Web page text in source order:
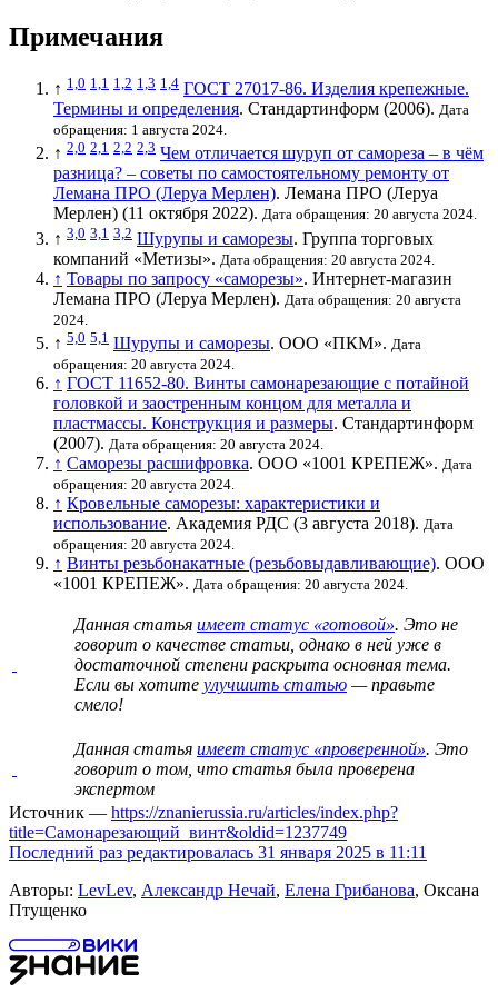
Примечания
↑ 1,0 1,1 1,2 1,3 1,4 ГОСТ 27017-86. Изделия крепежные.
Термины и определения. Стандартинформ (2006). Дата
обращения: 1 августа 2024.
↑ 2,0 2,1 2,2 2,3 Чем отличается шуруп от самореза – в чём
разница? – советы по самостоятельному ремонту от
Лемана ПРО (Леруа Мерлен). Лемана ПРО (Леруа
Мерлен) (11 октября 2022). Дата обращения: 20 августа 2024.
↑ 3,0 3,1 3,2 Шурупы и саморезы. Группа торговых
компаний «Метизы». Дата обращения: 20 августа 2024.
↑ Товары по запросу «саморезы». Интернет-магазин
Лемана ПРО (Леруа Мерлен). Дата обращения: 20 августа
2024.
↑ 5,0 5,1 Шурупы и саморезы. ООО «ПКМ». Дата
обращения: 20 августа 2024.
↑ ГОСТ 11652-80. Винты самонарезающие с потайной
головкой и заостренным концом для металла и
пластмассы. Конструкция и размеры. Стандартинформ
(2007). Дата обращения: 20 августа 2024.
↑ Саморезы расшифровка. ООО «1001 КРЕПЕЖ». Дата
обращения: 20 августа 2024.
↑ Кровельные саморезы: характеристики и
использование. Академия РДС (3 августа 2018). Дата
обращения: 20 августа 2024.
↑ Винты резьбонакатные (резьбовыдавливающие). ООО
«1001 КРЕПЕЖ». Дата обращения: 20 августа 2024.
Данная статья имеет статус «готовой». Это не
говорит о качестве статьи , однако в ней уже в
достаточной степени раскрыта основная тема.
Если вы хотите улучшить статью — правьте
смело!
Данная статья имеет статус «проверенной». Это
говорит о том, что статья была проверена
экспертом
Источник — https://znanierussia.ru/articles/index.php?
title=Самонарезающий_винт&oldid=1237749
Последний раз редактировалась 31 января 2025 в 11:11
Авторы: LevLev, Александр Нечай, Елена Грибанова, Оксана
Птущенко